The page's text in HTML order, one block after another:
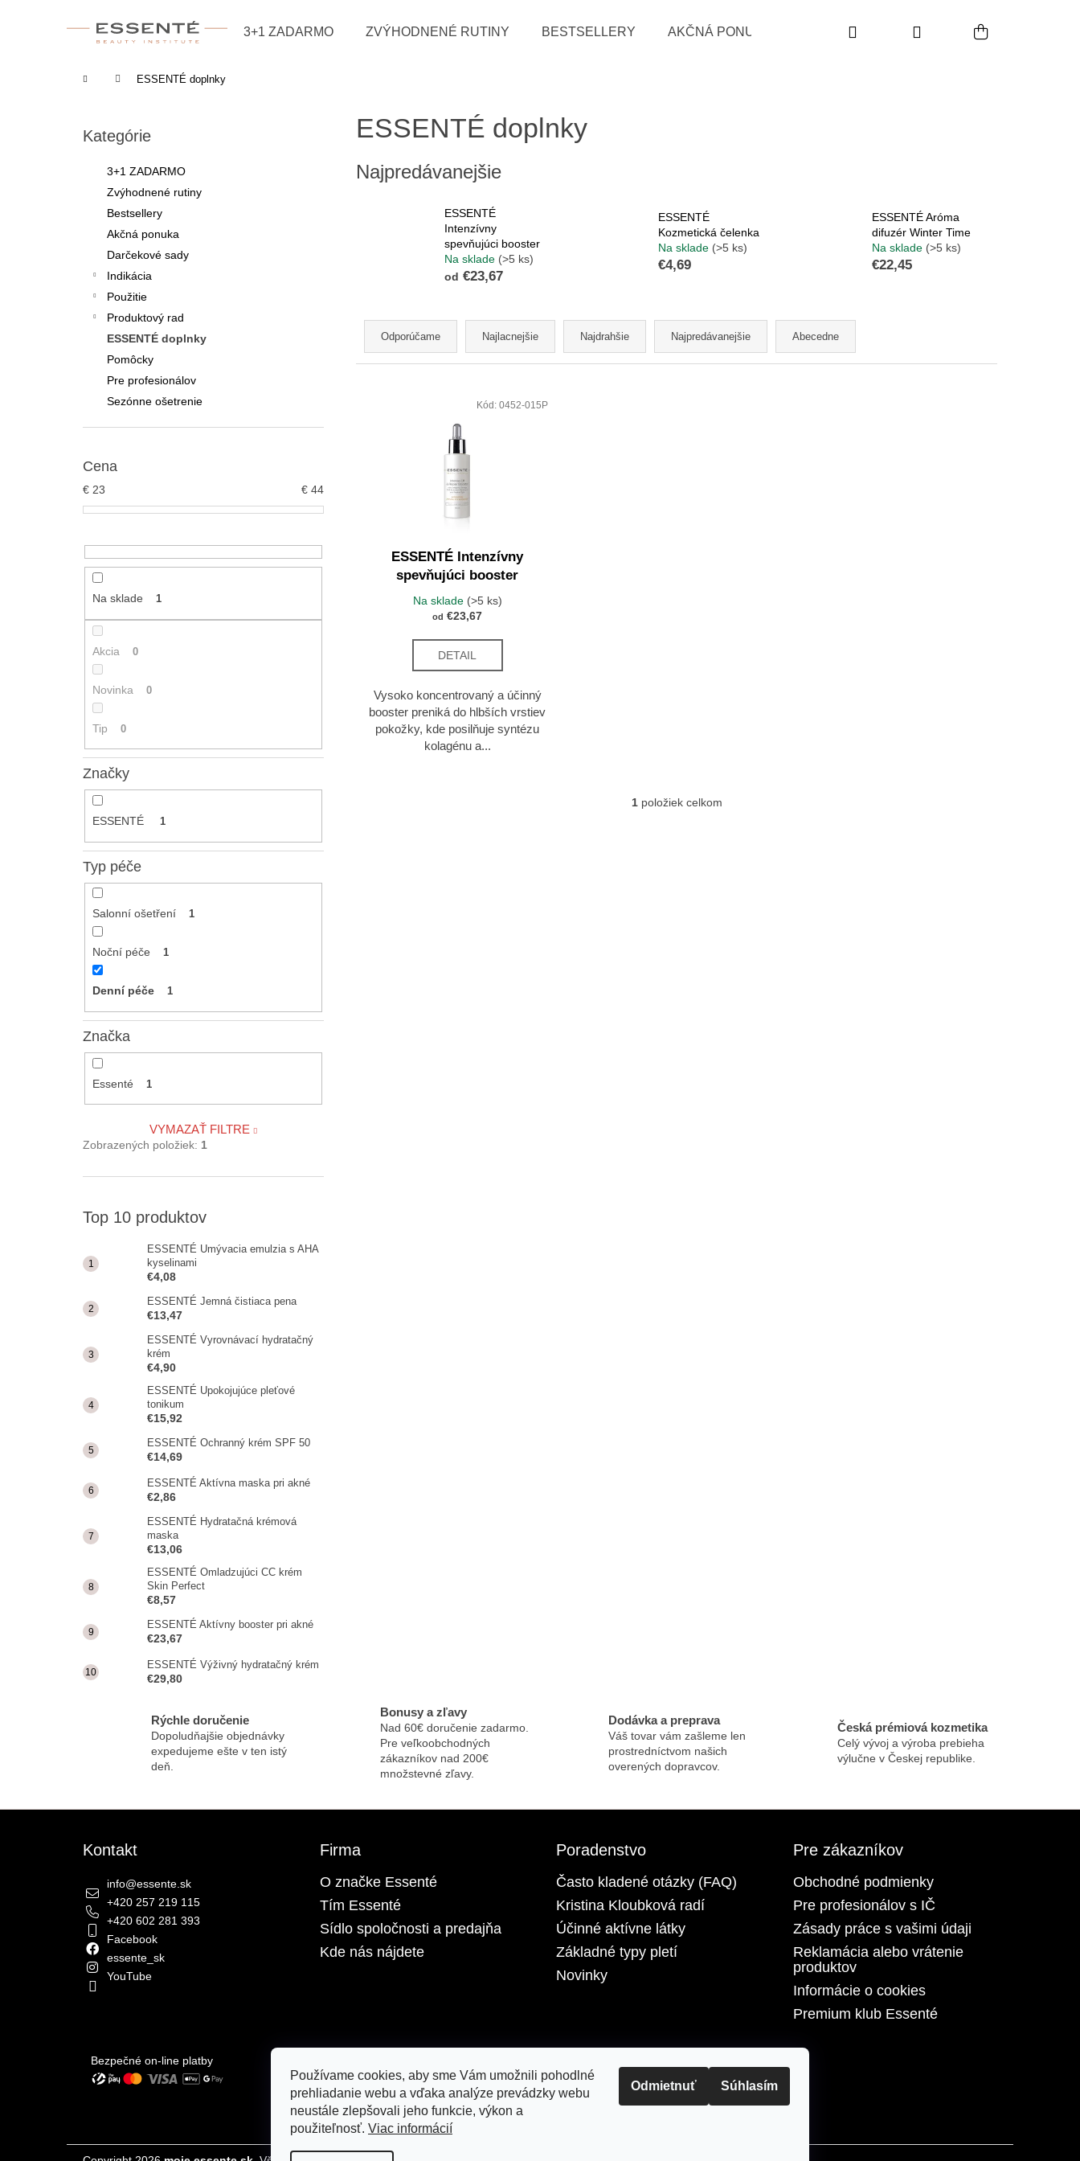
Používame cookies, aby sme Vám umožnili pohodlné
prehliadanie webu a vďaka analýze prevádzky webu
neustále zlepšovali jeho funkcie, výkon a
použiteľnosť. Viac informácií
Odmietnuť Súhlasím
3+1 ZADARMO ZVÝHODNENÉ RUTINY BESTSELLERY AKČNÁ PONUKA DARČEKOVÉ SADY INDIKÁCIA
Hľadať PrihlásenieNákupný
Domov ESSENTÉ doplnky
Preskočiť kategórie
Kategórie
3+1 ZADARMO
Zvýhodnené rutiny
Bestsellery
Akčná ponuka
Darčekové sady
Indikácia
Použitie
Produktový rad
ESSENTÉ doplnky
Pomôcky
Pre profesionálov
Sezónne ošetrenie
Cena
€ 23 € 44
Na sklade 1
Akcia 0
Novinka 0
Tip 0
Značky
ESSENTÉ 1
Typ péče
Salonní ošetření 1
Noční péče 1
Denní péče 1
Značka
Essenté 1
VYMAZAŤ FILTRE
Zobrazených položiek: 1
Top 10 produktov
ESSENTÉ Umývacia emulzia s AHA
kyselinami
€4,08
ESSENTÉ Jemná čistiaca pena
€13,47
ESSENTÉ Vyrovnávací hydratačný
krém
€4,90
ESSENTÉ Upokojujúce pleťové
tonikum
€15,92
ESSENTÉ Ochranný krém SPF 50
€14,69
ESSENTÉ Aktívna maska pri akné
€2,86
ESSENTÉ Hydratačná krémová
maska
€13,06
ESSENTÉ Omladzujúci CC krém
Skin Perfect
€8,57
ESSENTÉ Aktívny booster pri akné
€23,67
ESSENTÉ Výživný hydratačný krém
€29,80
ESSENTÉ doplnky
Najpredávanejšie
ESSENTÉ
Intenzívny
spevňujúci booster
Na sklade (>5 ks)
od €23,67
ESSENTÉ
Kozmetická čelenka
Na sklade (>5 ks)
€4,69
ESSENTÉ Aróma
difuzér Winter Time
Na sklade (>5 ks)
€22,45
Radenie produktov
Odporúčame Najlacnejšie Najdrahšie Najpredávanejšie Abecedne
ESSENTÉ Intenzívny
spevňujúci booster
Na sklade (>5 ks)
od €23,67
DETAIL
Vysoko koncentrovaný a účinný
booster preniká do hlbších vrstiev
pokožky, kde posilňuje syntézu
kolagénu a...
Kód:0452-015P
Ovládacie prvky výpisu
1položiek celkom
Rýchle doručenie
Dopoludňajšie objednávky
expedujeme ešte v ten istý
deň.
Bonusy a zľavy
Nad 60€ doručenie zadarmo.
Pre veľkoobchodných
zákazníkov nad 200€
množstevné zľavy.
Dodávka a preprava
Váš tovar vám zašleme len
prostredníctvom našich
overených dopravcov.
Česká prémiová kozmetika
Celý vývoj a výroba prebieha
výlučne v Českej republike.
Odporúčame
ESSENTÉ UMÝVACIA EMULZIA S AHA
KYSELINAMI
€4,08
ESSENTÉ JEMNÁ ČISTIACA PENA
ESSENTÉ VYROVNÁVACÍ
Kontakt
info@essente.sk
+420 257 219 115
+420 602 281 393
Facebook
essente_sk
YouTube
Firma
O značke Essenté
Tím Essenté
Sídlo spoločnosti a predajňa
Kde nás nájdete
Poradenstvo
Často kladené otázky (FAQ)
Kristina Kloubková radí
Účinné aktívne látky
Základné typy pletí
Novinky
Pre zákazníkov
Obchodné podmienky
Pre profesionálov s IČ
Zásady práce s vašimi údaji
Reklamácia alebo vrátenie
produktov
Informácie o cookies
Premium klub Essenté
Bezpečné on-line platby